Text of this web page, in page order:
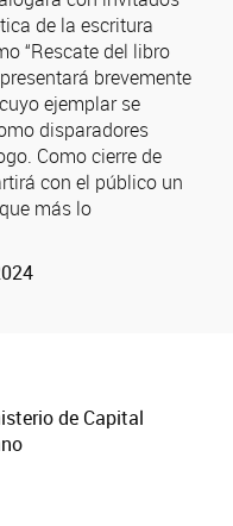
de la escritura
“Rescate del libro
brevemente
ejemplar se
disparadores
Como cierre de
con el público un
más lo